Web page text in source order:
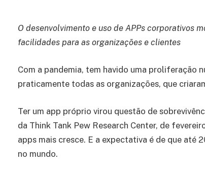
O desenvolvimento e uso de APPs corporativos
facilidades para as organizações e clientes
Com a pandemia, tem havido uma proliferação
praticamente todas as organizações, que
Ter um app próprio virou questão de
da Think Tank Pew Research Center, de
apps mais cresce. E a expectativa é de que até
no mundo.